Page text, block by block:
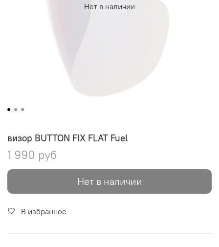
Нет в наличии
визор BUTTON FIX FLAT Fuel
1 990 руб
Нет в наличии
В избранное